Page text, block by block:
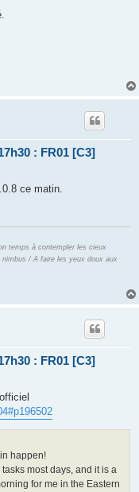
: FR01 [C3]
ce matin.
temps à contempler les cieux
/ A faire les yeux doux aux
: FR01 [C3]
happen!
tasks most days, and it is a
for me in the Eastern